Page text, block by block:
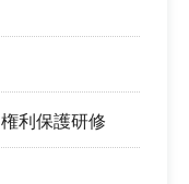
利保護研修